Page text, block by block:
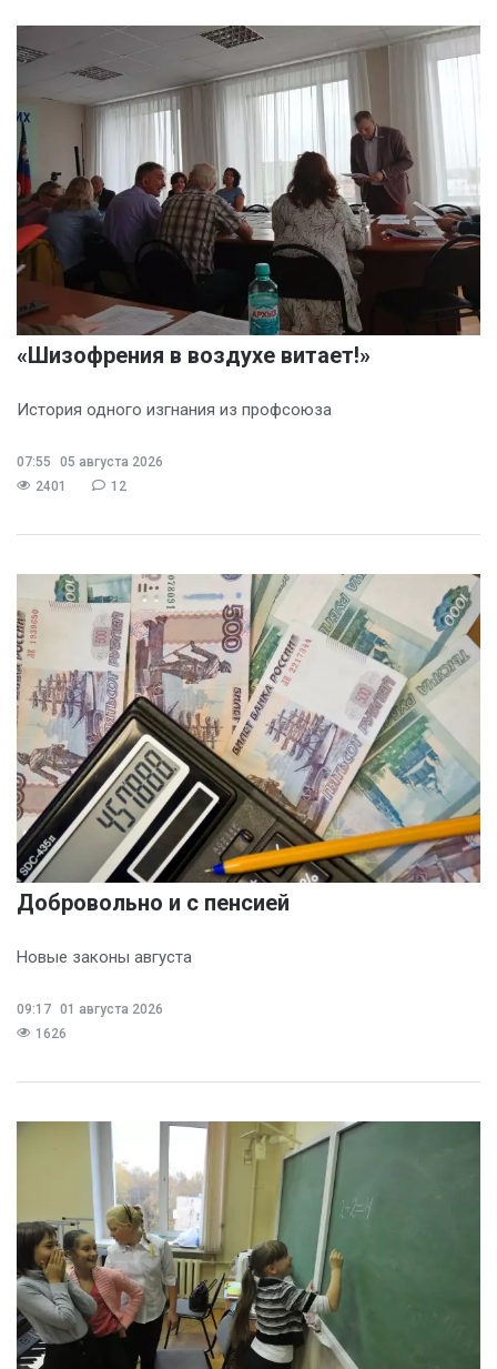
«Шизофрения в воздухе витает!»
История одного изгнания из профсоюза
07:55
05 августа 2026
2401
12
Добровольно и с пенсией
Новые законы августа
09:17 01 августа 2026
1626